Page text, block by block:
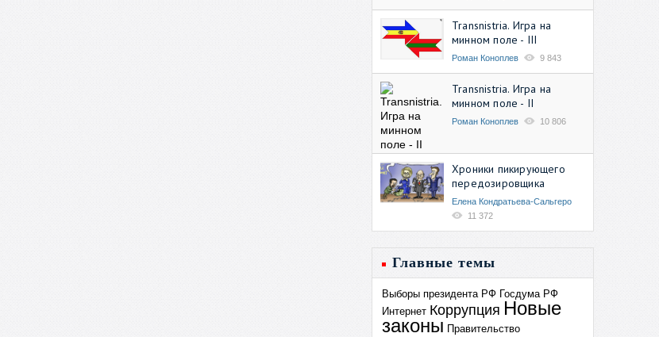
Transnistria. Игра на
минном поле - III
Роман Коноплев 9 843
Transnistria. Игра на
минном поле - II
Роман Коноплев 10 806
Хроники пикирующего
передозировщика
Елена Кондратьева-Сальгеро
11 372
Главные темы
Выборы президента РФ Госдума РФ
Интернет Коррупция Новые
законы Правительство